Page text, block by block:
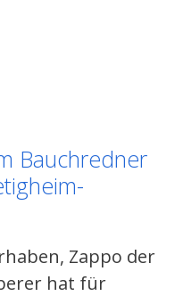
Bauchredner
Zappo der
hat für